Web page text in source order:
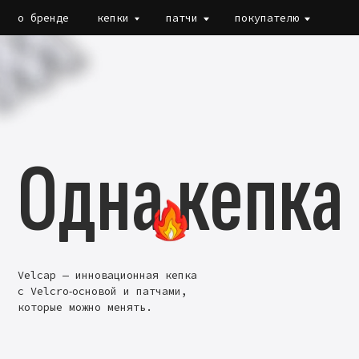
патчи покупателю
кепки
о бренде патчи покупателю
кепки
о бренде
Одна кепка
Velcap — инновационная кепка
которые можно менять.